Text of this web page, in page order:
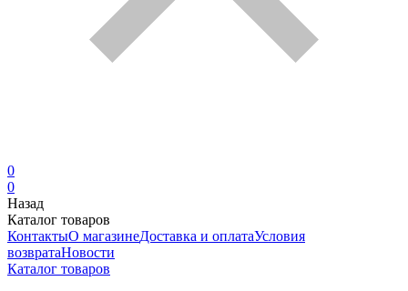
0
0
Назад
Каталог товаров
КонтактыО магазинеДоставка и оплатаУсловия
возвратаНовости
Каталог товаров